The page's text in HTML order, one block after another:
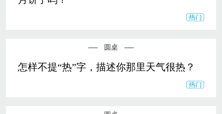
圆桌
怎样不提“热”字，描述你那里天气很热？